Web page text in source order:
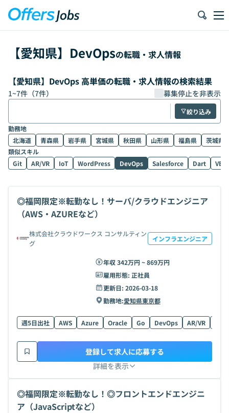
【愛知県】 DevOpsの転職・求人情報
【愛知県】DevOps 高単価の転職・求人情報の検索結果
1~7件（7件） 募集停止を非表示
絞り込み
勤務地
北海道
青森県 岩手県 宮城県 秋田県 山形県 福島県
茨城県
類似スキル
Git
AR/VR IoT WordPress DevOps Salesforce Dart
◎福岡限定※転勤なし！サーバ/クラウドエンジニア
（AWS・AZUREなど）
株式会社クラウドワークス コンサルティン
グ
インフラエンジニア
年収 342万円 ~ 869万円
雇用形態: 正社員
更新日: 2026-03-18
勤務地:愛知県東京都
週5日出社 AWS Azure Oracle Go DevOps AR/VR
詳細を表示
登録して求人に応募する
◎福岡限定※転勤なし！◎フロントエンドエンジニ
ア（JavaScriptなど）